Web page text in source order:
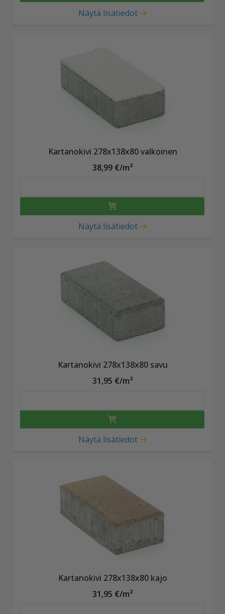
Näytä lisätiedot
Kartanokivi 278x138x80 valkoinen
38,99 €/m²
Näytä lisätiedot
Kartanokivi 278x138x80 savu
31,95 €/m²
Näytä lisätiedot
Kartanokivi 278x138x80 kajo
31,95 €/m²